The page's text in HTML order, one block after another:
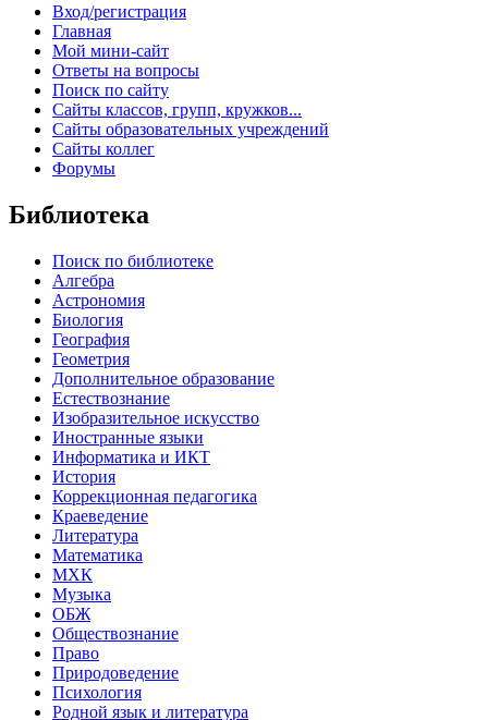
Вход/регистрация
Главная
Мой мини-сайт
Ответы на вопросы
Поиск по сайту
Сайты классов, групп, кружков...
Сайты образовательных учреждений
Сайты коллег
Форумы
Библиотека
Поиск по библиотеке
Алгебра
Астрономия
Биология
География
Геометрия
Дополнительное образование
Естествознание
Изобразительное искусство
Иностранные языки
Информатика и ИКТ
История
Коррекционная педагогика
Краеведение
Литература
Математика
МХК
Музыка
ОБЖ
Обществознание
Право
Природоведение
Психология
Родной язык и литература